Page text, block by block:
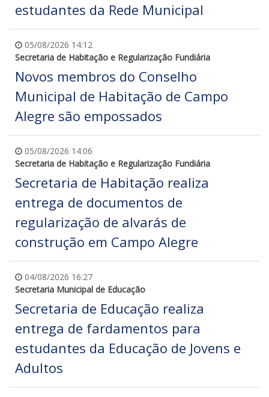
estudantes da Rede Municipal
05/08/2026 14:12
Secretaria de Habitação e Regularização Fundiária
Novos membros do Conselho
Municipal de Habitação de Campo
Alegre são empossados
05/08/2026 14:06
Secretaria de Habitação e Regularização Fundiária
Secretaria de Habitação realiza
entrega de documentos de
regularização de alvarás de
construção em Campo Alegre
04/08/2026 16:27
Secretaria Municipal de Educação
Secretaria de Educação realiza
entrega de fardamentos para
estudantes da Educação de Jovens e
Adultos